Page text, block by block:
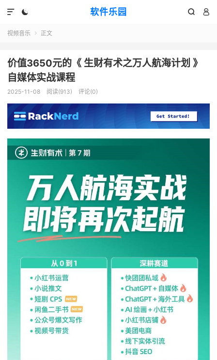
软件乐园 
 

视频音乐  正文
价值3650元的《 生财有术之万人航海计划 》
自媒体实战课程
2025-11-08 阅读(913) 评论(0)